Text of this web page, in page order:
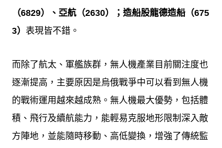
（6829）、亞航（2630）；造船股龍德造船（675
3） 表現皆不錯。
而除了航太、軍艦族群，無人機產業目前關注度也
逐漸提高，主要原因是烏俄戰爭中可以看到無人機
的戰術運用越來越成熟。無人機最大優勢，包括體
積、飛行及續航能力，能輕易克服地形限制深入敵
方陣地，並能隨時移動、高低變換，增強了傳統監